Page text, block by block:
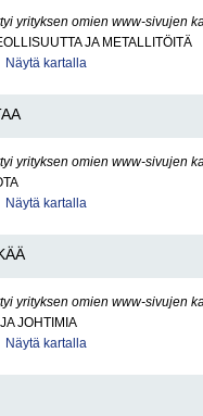
yrityksen omien www-sivujen
JA METALLITÖITÄ
Näytä kartalla
yrityksen omien www-sivujen
Näytä kartalla
yrityksen omien www-sivujen
JOHTIMIA
Näytä kartalla